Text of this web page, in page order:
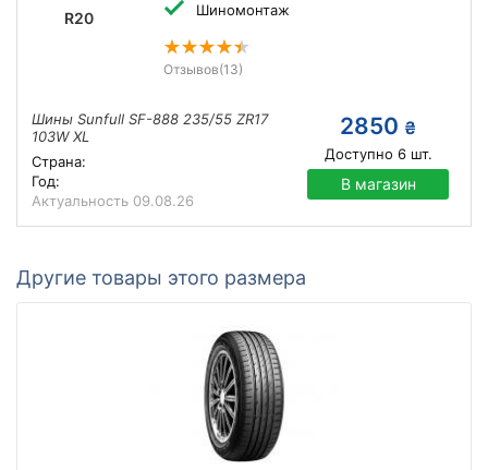
R20 Шиномонтаж
Отзывов(13)
Шины Sunfull SF-888 235/55 ZR17
103W XL
Страна:
Год:
Актуальность 09.08.26
2850 ₴
Доступно 6шт.
В магазин
Другие товары этого размера